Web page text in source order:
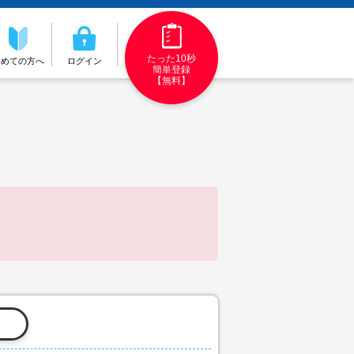
ての方へ ログイン
たった10秒
簡単登録
【無料】